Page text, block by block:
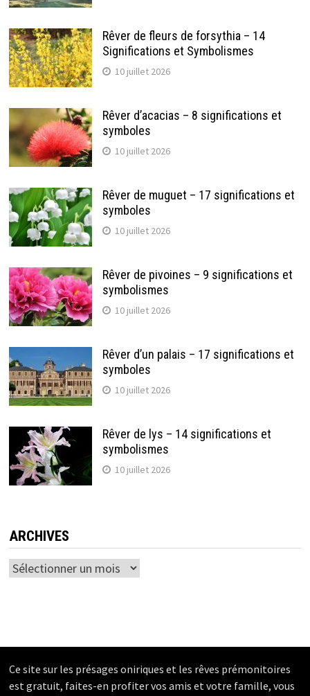
Rêver de fleurs de forsythia – 14
Significations et Symbolismes
10 juillet 2026
Rêver d’acacias – 8 significations et
symboles
10 juillet 2026
Rêver de muguet – 17 significations et
symboles
10 juillet 2026
Rêver de pivoines – 9 significations et
symbolismes
10 juillet 2026
Rêver d’un palais – 17 significations et
symboles
10 juillet 2026
Rêver de lys – 14 significations et
symbolismes
10 juillet 2026
ARCHIVES
Archives
Ce site sur les présages oniriques et les rêves prémonitoires
est gratuit, faites-en profiter vos amis et votre famille, vous